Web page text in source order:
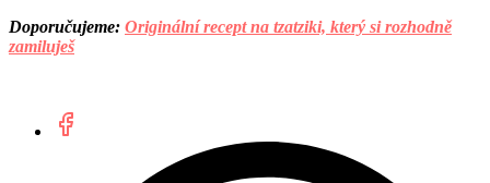
Doporučujeme: Originální recept na tzatziki, který si rozhodně
zamiluješ